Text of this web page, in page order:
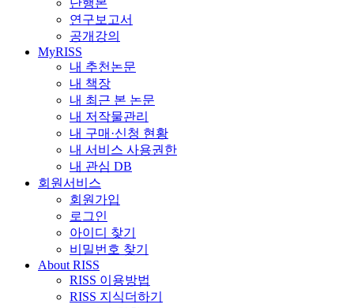
연구보고서
공개강의
MyRISS
내 추천논문
내 책장
내 최근 본 논문
내 저작물관리
내 구매·신청 현황
내 서비스 사용권한
내 관심 DB
회원서비스
회원가입
로그인
아이디 찾기
비밀번호 찾기
About RISS
RISS 이용방법
RISS 지식더하기